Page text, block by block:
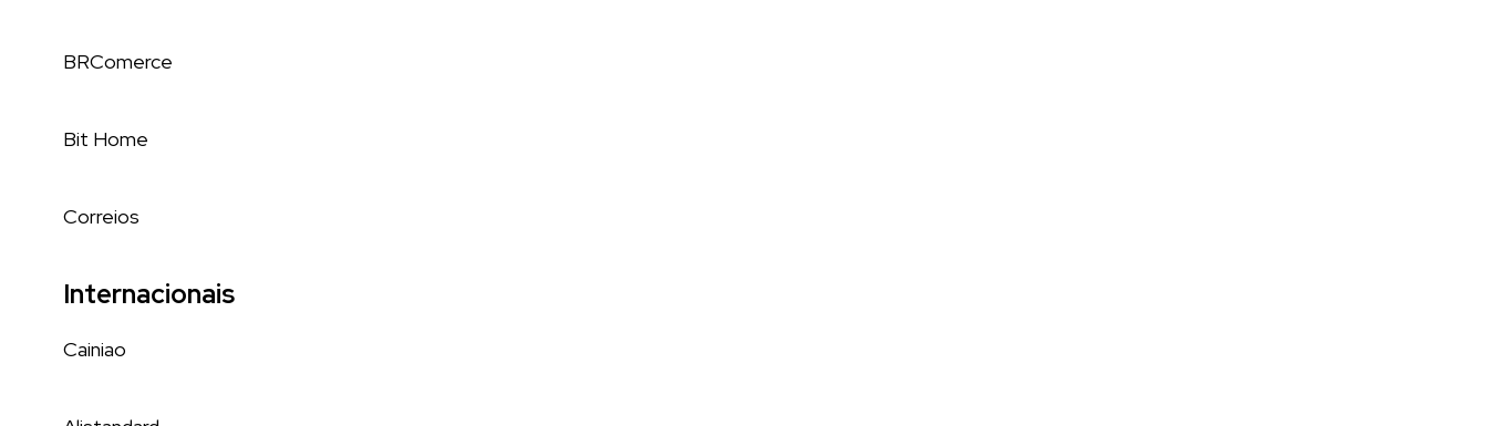
BRComerce
Bit Home
Correios
Internacionais
Cainiao